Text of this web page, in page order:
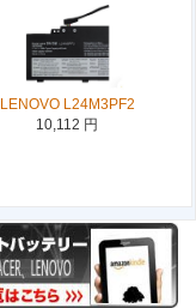
LENOVO L24M3PF2
10,112 円